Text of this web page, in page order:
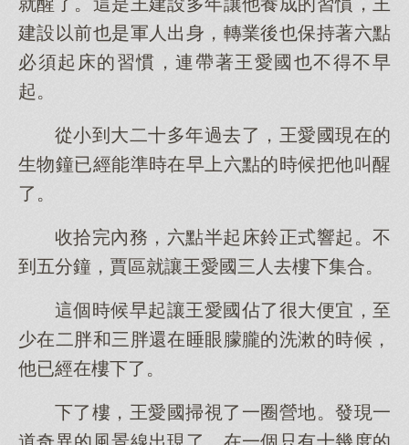
建設以前也是軍人出身，轉業後也保持著六點
必須起床的習慣，連帶著王愛國也不得不早
起。
從小到大二十多年過去了，王愛國現在的
生物鐘已經能準時在早上六點的時候把他叫醒
了。
收拾完內務，六點半起床鈴正式響起。不
到五分鐘，賈區就讓王愛國三人去樓下集合。
這個時候早起讓王愛國佔了很大便宜，至
少在二胖和三胖還在睡眼朦朧的洗漱的時候，
他已經在樓下了。
下了樓，王愛國掃視了一圈營地。發現一